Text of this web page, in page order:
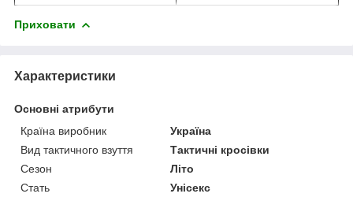
Приховати
Характеристики
Основні атрибути
Країна виробник
Україна
Вид тактичного взуття
Тактичні кросівки
Сезон
Літо
Стать
Унісекс